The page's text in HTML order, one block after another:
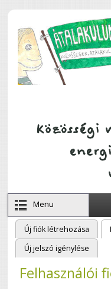
Menu
Elsődleges fülek
Új fiók létrehozása
Új jelszó igénylése
Felhasználói